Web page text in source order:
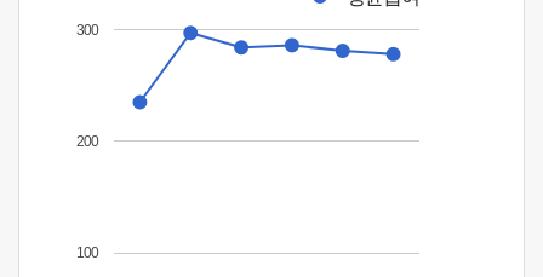
100
200
300